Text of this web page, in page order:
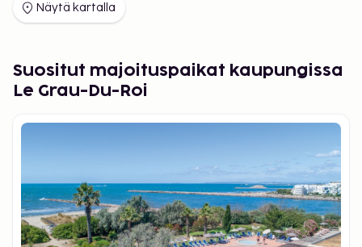
Näytä kartalla
Suositut majoituspaikat kaupungissa
Le Grau-Du-Roi